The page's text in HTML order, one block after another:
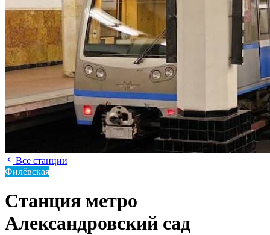
Все станции
Филёвская
Станция метро
Александровский сад